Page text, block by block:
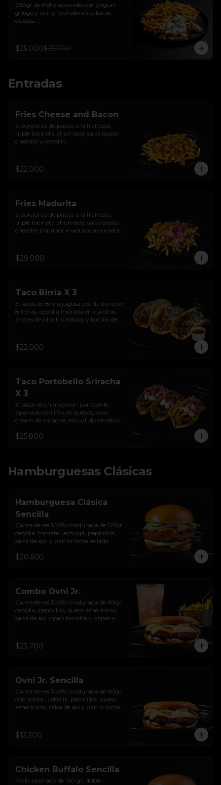
250gr de Pollo apanado con yogurt
griego y curry, bañado en salsa de
quesos.
$25.000$35.700
Entradas
Fries Cheese and Bacon
2 porciones de papas a la francesa,
triple tocineta ahumada, salsa queso
cheddar y cebollin.
$22.000
Fries Madurita
2 porciones de papas a la francesa,
triple tocineta ahumada, salsa queso
cheddar plátanos maduros apanados,
$29.000
Taco Birria X 3
3 tacos de Birria jugosa cocida durante
8 horas, cebolla morada en cuadros,
brotes de cilantro frescos y tortilla de
$22.000
Taco Portobello Sriracha
X 3
3 tacos de champiñon portobello
apanado con mix de quesos, sour
cream de sriracha, encurtido de cebolla
$25.800
Hamburguesas Clásicas
Hamburguesa Clásica
Sencilla
Carne de res 100% madurada de 125gr,
cebolla, tomate, lechuga, pepinillos,
salsa de ajo  y pan brioche sellado
$20.600
Combo Ovni Jr.
Carne de res 100% madurada de 60gr,
cebolla, pepinillos, queso americano,
salsa de ajo y pan brioche + papas +
$23.700
Ovni Jr. Sencilla
Carne de res 100% madurada de 60gr
con aceite , cebolla, pepinillos, queso
americano, salsa de ajo y pan brioche
$12.300
Chicken Buffalo Sencilla
Pollo apanado de 150 gr, doble